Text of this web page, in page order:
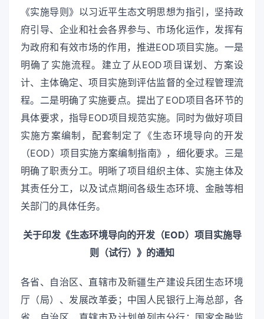
《实施导则》以习近平生态文明思想为指引，坚持政
府引导、企业和社会各界参与、市场化运作，发挥有
为政府和有效市场的作用，推进EOD项目实施。一是
明确了实施流程。建立了从EOD项目谋划、方案设
计、主体确定、项目实施到评估监督的全过程管理流
程。二是明确了实施要点。提出了EOD项目各环节的
具体要求，指导EOD项目规范实施。同时为做好项目
实施方案编制，配套制定了《生态环境导向的开发
（EOD）项目实施方案编制指南》，细化要求。三是
明确了职责分工。明晰了项目组织主体、实施主体及
其责任分工，以及试点期间各级生态环境、金融等相
关部门的具体任务。
关于印发《生态环境导向的开发（EOD）项目实施导
则（试行）》的通知
各省、自治区、直辖市及新疆生产建设兵团生态环境
厅（局）、发展改革委；中国人民银行上海总部，各